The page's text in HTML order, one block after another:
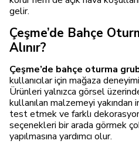
gelir.
Çeşme’de Bahçe
Alınır?
Çeşme’de bahçe oturma
kullanıcılar için mağaza
Ürünleri yalnızca görsel
kullanılan malzemeyi
test etmek ve farklı
seçenekleri bir arada görmek
yapılmasına yardımcı olur.